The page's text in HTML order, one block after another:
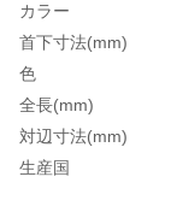
カラー
首下寸法(mm)
色
全長(mm)
対辺寸法(mm)
生産国